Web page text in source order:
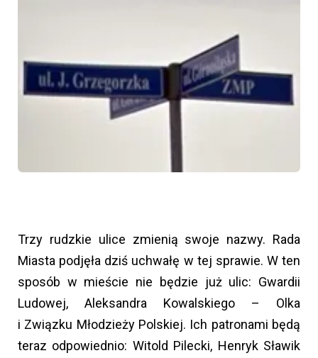
Trzy rudzkie ulice zmienią swoje nazwy. Rada
Miasta podjęła dziś uchwałę w tej sprawie. W ten
sposób w mieście nie będzie już ulic: Gwardii
Ludowej, Aleksandra Kowalskiego – Olka
i Związku Młodzieży Polskiej. Ich patronami będą
teraz odpowiednio: Witold Pilecki, Henryk Sławik